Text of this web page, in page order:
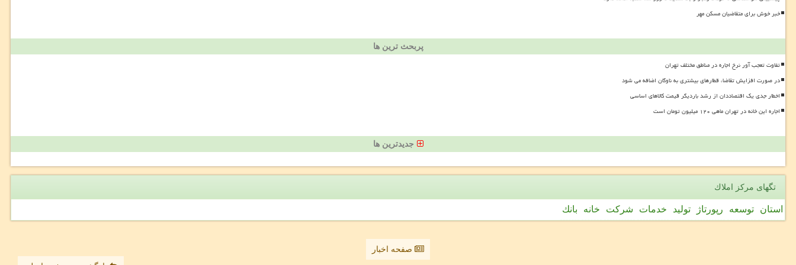
خبر خوش برای متقاضیان مسکن مهر
پربحث ترین ها
تفاوت تعجب آور نرخ اجاره در مناطق مختلف تهران
در صورت افزایش تقاضا، قطارهای بیشتری به ناوگان اضافه می شود
اخطار جدی یک اقتصاددان از رشد باردیگر قیمت کالاهای اساسی
اجاره این خانه در تهران ماهی ۱۲۰ میلیون تومان است
جدیدترین ها
تگهای مركز املاك
استان توسعه رپورتاژ تولید خدمات شركت خانه بانك
صفحه اخبار